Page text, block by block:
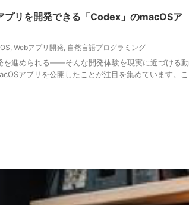
プリを開発できる「Codex」のmacOSア
, Webアプリ開発, 自然言語プログラミング
を進められる――そんな開発体験を現実に近づける動
アプリを公開したことが注目を集めています。こ